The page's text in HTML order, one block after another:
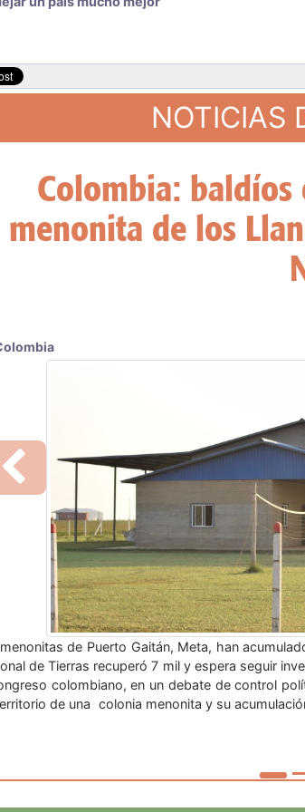
NOTICIAS
Mercosur oficializa
Medios publicos - Uruguay Río de
pleno del Mercado Común del Sur
del bloque regional, que se celebra en la
Previous